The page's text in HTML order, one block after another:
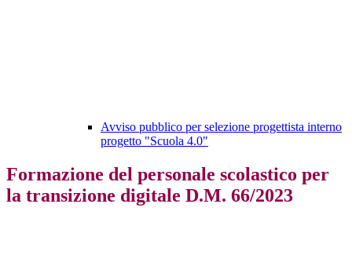
Avviso pubblico per selezione progettista interno
progetto "Scuola 4.0"
Formazione del personale scolastico per
la transizione digitale D.M. 66/2023